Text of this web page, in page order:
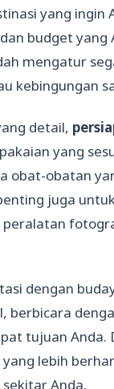
yang ingin
budget yang
mengatur
kebingungan
detail,
yang
obat-obatan
juga
dengan
berbicara
tujuan Anda.
lebih
Anda.